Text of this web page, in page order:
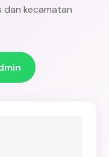
dan kecamatan